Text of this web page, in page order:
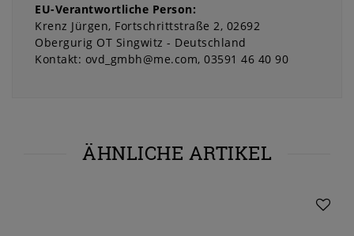
EU-Verantwortliche Person:
Krenz Jürgen Fortschrittstraße 2 02692
Obergurig OT Singwitz
Deutschland
Kontakt: ovd_gmbh@me.com 03591 46 40 90
ÄHNLICHE ARTIKEL